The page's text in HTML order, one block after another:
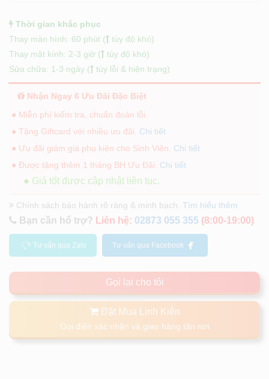
Thời gian khắc phục
Thay màn hình: 60 phút (
tùy độ khó)
Thay mặt kính: 2-3 giờ (
tùy độ khó)
Sửa chữa: 1-3 ngày (
tùy lỗi & hiện trạng)
Nhận Ngay 6 Ưu Đãi Đặc Biệt
● Miễn phí kiểm tra, chuẩn đoán lỗi.
● Tặng Giftcard với nhiều ưu đãi. Chi tiết
● Ưu đãi giảm giá phụ kiện cho Sinh Viên. Chi tiết
● Được tặng thêm 1 tháng BH Ưu Đãi. Chi tiết
● Giá tốt được cập nhật liên tục.
Chính sách bảo hành rõ ràng & minh bạch. Tìm hiểu thêm
Bạn cần hổ trợ? Liên hệ: 02873 055 355 (8:00-19:00)
Tư vấn qua Zalo Tư vấn qua Facebook
Gọi lại cho tôi
Đặt Mua Linh Kiện
Gọi điện xác nhận và giao hàng tận nơi